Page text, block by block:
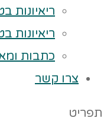
ריאיונות
ריאיונות
כתבות
צרו קשר
תפריט